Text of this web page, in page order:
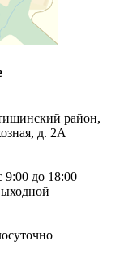
район,
д. 2А
9:00 до 18:00